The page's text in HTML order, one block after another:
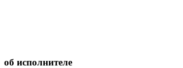
об исполнителе